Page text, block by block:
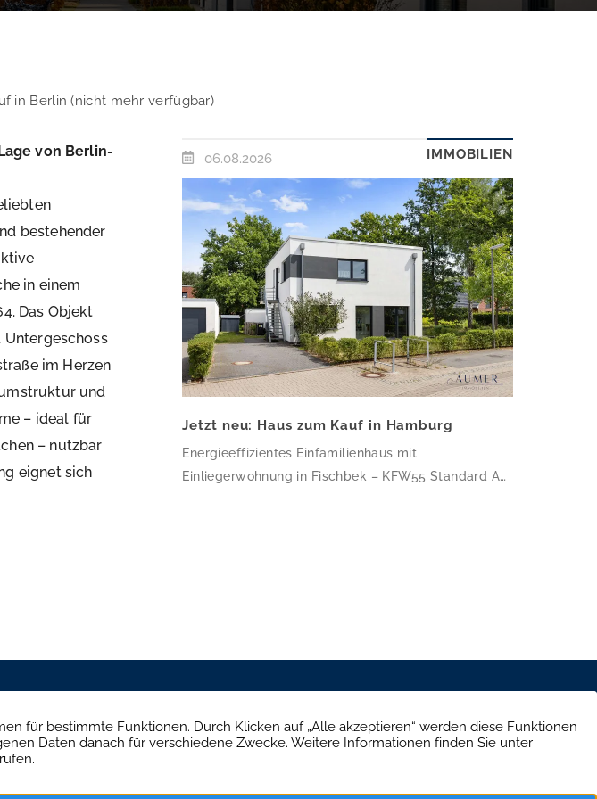
in Berlin (nicht mehr verfügbar)
von Berlin-
bestehender
in einem
Das Objekt
Untergeschoss
im Herzen
und
– ideal für
– nutzbar
eignet sich
06.08.2026 IMMOBILIEN
Jetzt neu: Haus zum Kauf in Hamburg
Energieeffizientes Einfamilienhaus mit
Einliegerwohnung in Fischbek – KFW55 Standard Auf
Brandenburgische Straße 39, 10707 Berlin
+49 30 303 661 334
Impressum Datenschutz